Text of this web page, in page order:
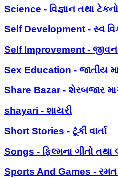
Science - વિજ્ઞાન તથા
Self Development - સ્વ
Self Improvement -
Sex Education - જાતીય
Share Bazar - શેરબજાર
shayari - શાયરી
Short Stories - ટૂંકી વાર્તા
Songs - ફિલ્મના ગીતો તથા
Sports And Games -